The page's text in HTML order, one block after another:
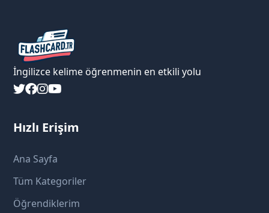
İngilizce kelime öğrenmenin en etkili yolu
Hızlı Erişim
Ana Sayfa
Tüm Kategoriler
Öğrendiklerim